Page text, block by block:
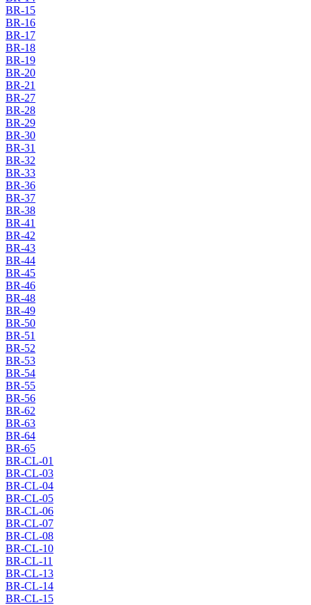
BR-15
BR-16
BR-17
BR-18
BR-19
BR-20
BR-21
BR-27
BR-28
BR-29
BR-30
BR-31
BR-32
BR-33
BR-36
BR-37
BR-38
BR-41
BR-42
BR-43
BR-44
BR-45
BR-46
BR-48
BR-49
BR-50
BR-51
BR-52
BR-53
BR-54
BR-55
BR-56
BR-62
BR-63
BR-64
BR-65
BR-CL-01
BR-CL-03
BR-CL-04
BR-CL-05
BR-CL-06
BR-CL-07
BR-CL-08
BR-CL-10
BR-CL-11
BR-CL-13
BR-CL-14
BR-CL-15